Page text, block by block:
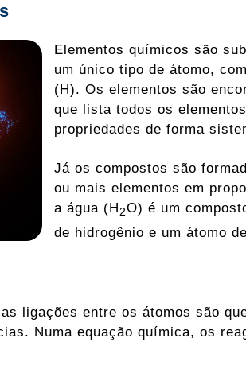
Elementos químicos são
um único tipo de átomo,
(H). Os elementos são
que lista todos os
propriedades de forma
Já os compostos são
ou mais elementos em
a água (H2O) é um
de hidrogênio e um átomo
ligações entre os átomos são
Numa equação química, os